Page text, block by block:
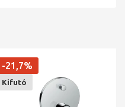
-21,7%
Kifutó